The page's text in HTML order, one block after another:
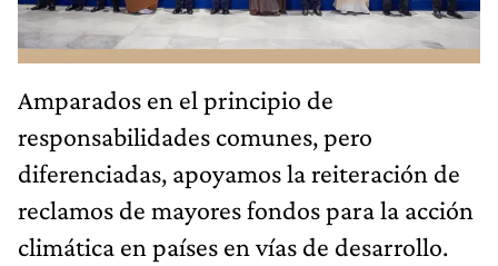
Amparados en el principio de
responsabilidades comunes, pero
diferenciadas, apoyamos la reiteración de
reclamos de mayores fondos para la acción
climática en países en vías de desarrollo.